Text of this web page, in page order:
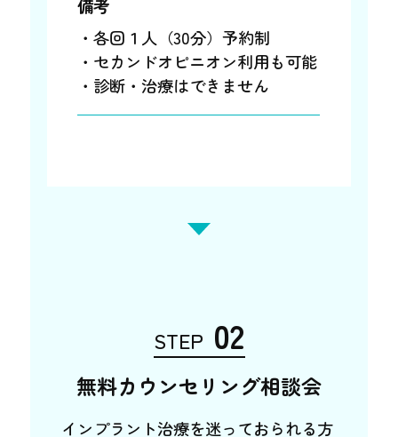
備考
・各回１人（30分）予約制
・セカンドオピニオン利用も可能
・診断・治療はできません
STEP 02
無料カウンセリング相談会
インプラント治療を迷っておられる方